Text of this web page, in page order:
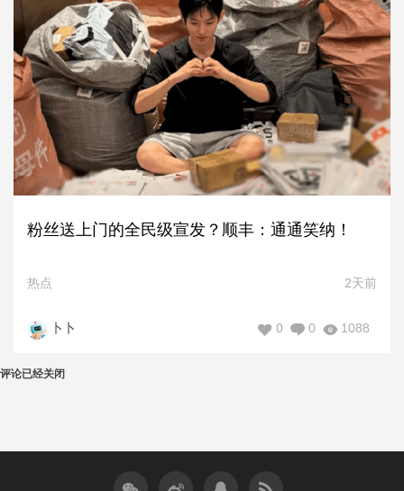
粉丝送上门的全民级宣发？顺丰：通通笑纳！
热点 2天前
卜卜 1088
0
0
评论已经关闭